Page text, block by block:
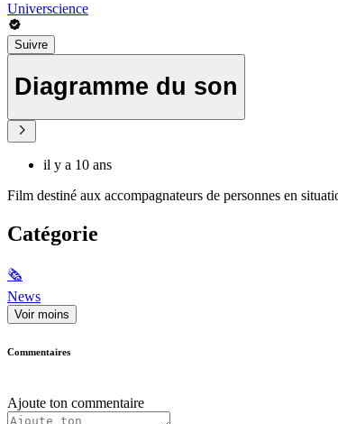
Universcience
Suivre
Diagramme du son
il y a 10 ans
Film destiné aux accompagnateurs de personnes en
Catégorie
🗞
News
Voir moins
Commentaires
Ajoute ton commentaire